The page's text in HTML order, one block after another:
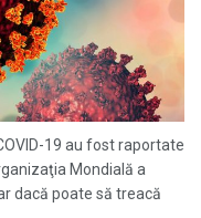
19 au fost raportate
Mondială a
dacă poate să treacă